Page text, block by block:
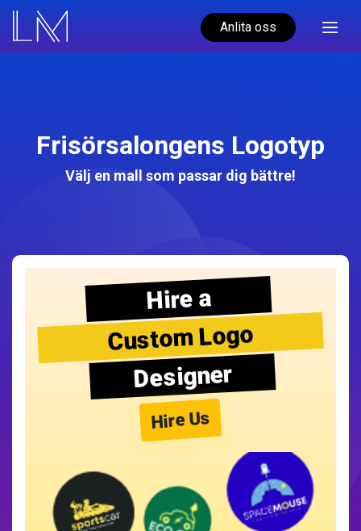
Anlita oss
Frisörsalongens Logotyp
Välj en mall som passar dig bättre!
Hire a
Custom Logo
Designer
Hire Us